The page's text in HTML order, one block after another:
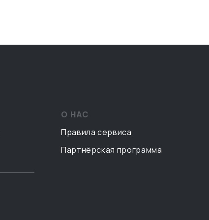
О НАС
Правила сервиса
Партнёрская программа